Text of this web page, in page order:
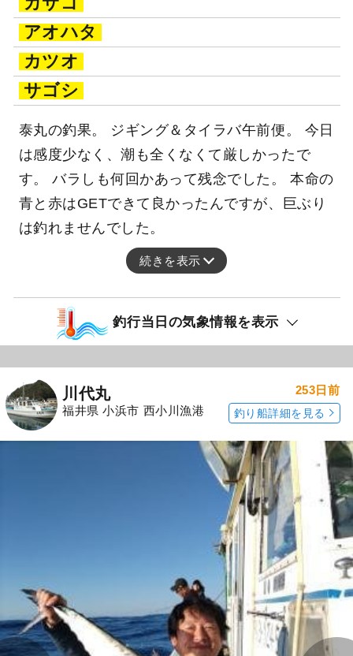
アオハタ
カツオ
サゴシ
泰丸の釣果。 ジギング＆タイラバ午前便。 今日
は感度少なく、潮も全くなくて厳しかったで
す。 バラしも何回かあって残念でした。 本命の
青と赤はGETできて良かったんですが、巨ぶり
は釣れませんでした。
続きを表示
釣行当日の気象情報を表示
川代丸
福井県 小浜市 西小川漁港
253日前
釣り船詳細を見る